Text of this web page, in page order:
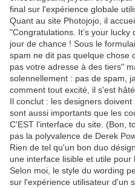
final sur l'expérience globale
Quant au site Photojojo, il
"Congratulations. It’s your
jour de chance ! Sous le
spam ne dit pas quelque chose
pas votre adresse à des tiers"
solennellement : pas de spam,
comment tout excité, il s'est
Il conclut : les designers
sont aussi importants que les
C'EST l'interface du site. (Bon,
pas la polyvalence de Derek
Rien de tel qu'un bon duo
une interface lisible et utile pour
Selon moi, le style du wording
sur l'expérience utilisateur d'un